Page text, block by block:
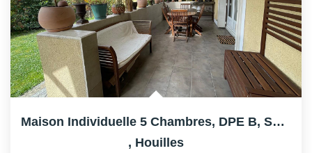
Maison Individuelle 5 Chambres, DPE B, Suite Parentale
, Houilles